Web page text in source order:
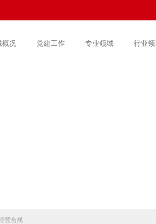
概况 党建工作 专业领域 行业
营合规